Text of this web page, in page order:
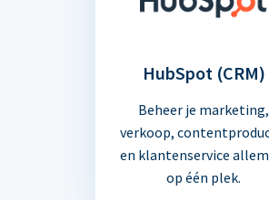
HubSpot (CRM)
Beheer je marketing,
verkoop,
en klantenservice
op één plek.